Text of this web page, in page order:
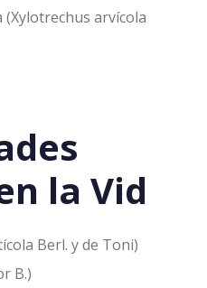
(Xylotrechus arvícola
la Vid
Berl. y de Toni)
B.)